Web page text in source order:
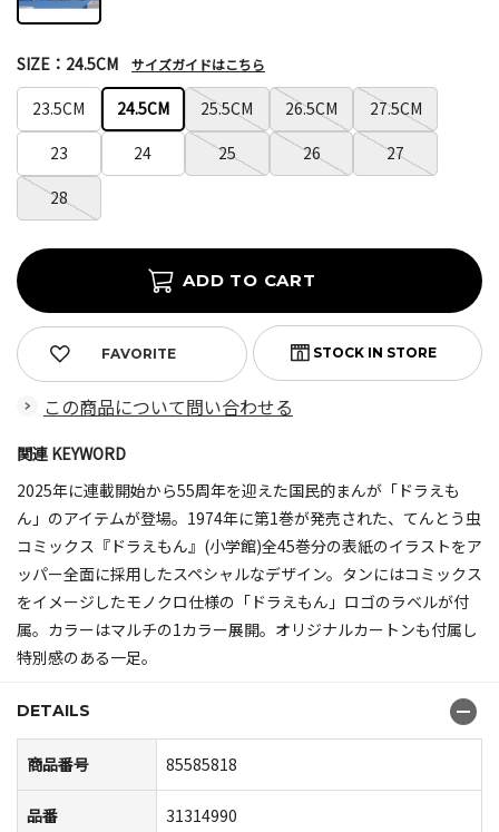
23.5CM 24.5CM 25.5CM 26.5CM
27.5CM
23
24 25 26
27
28
SIZE：24.5CM サイズガイドはこちら
FAVORITE
この商品について問い合わせる
関連 KEYWORD
2025年に連載開始から55周年を迎えた国民的まんが「ドラえも
ん」のアイテムが登場。1974年に第1巻が発売された、てんとう虫
コミックス『ドラえもん』(小学館)全45巻分の表紙のイラストをア
ッパー全面に採用したスペシャルなデザイン。タンにはコミックス
をイメージしたモノクロ仕様の「ドラえもん」ロゴのラベルが付
属。カラーはマルチの1カラー展開。オリジナルカートンも付属し
特別感のある一足。
DETAILS
商品番号 85585818
品番 31314990